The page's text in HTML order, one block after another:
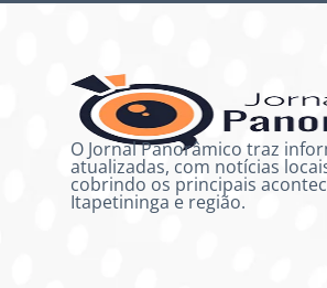
O Jornal Panorâmico traz
atualizadas, com notícias
cobrindo os principais
Itapetininga e região.